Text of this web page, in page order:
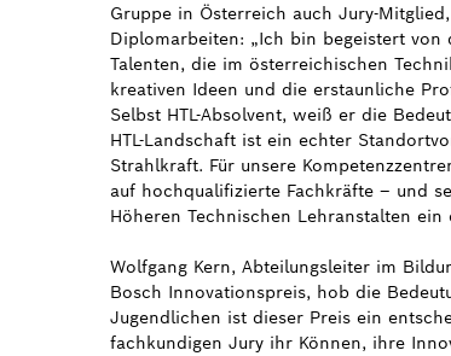
Gruppe in Österreich auch Jury-
Diplomarbeiten: „Ich bin begeistert von
Talenten, die im österreichischen
kreativen Ideen und die erstaunliche
Selbst HTL-Absolvent, weiß er die
HTL-Landschaft ist ein echter
Strahlkraft. Für unsere
auf hochqualifizierte Fachkräfte – und
Höheren Technischen Lehranstalten
Wolfgang Kern, Abteilungsleiter im
Bosch Innovationspreis, hob die
Jugendlichen ist dieser Preis ein
fachkundigen Jury ihr Können, ihre